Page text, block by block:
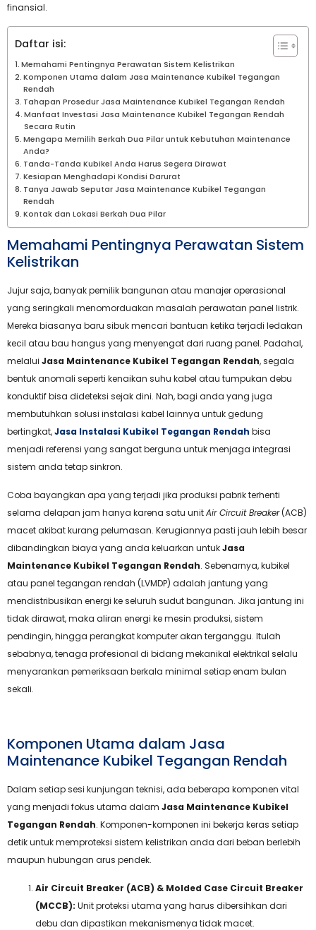
finansial.
Daftar isi:
Memahami Pentingnya Perawatan Sistem Kelistrikan
Komponen Utama dalam Jasa Maintenance Kubikel Tegangan
Rendah
Tahapan Prosedur Jasa Maintenance Kubikel Tegangan Rendah
Manfaat Investasi Jasa Maintenance Kubikel Tegangan Rendah
Secara Rutin
Mengapa Memilih Berkah Dua Pilar untuk Kebutuhan Maintenance
Anda?
Tanda-Tanda Kubikel Anda Harus Segera Dirawat
Kesiapan Menghadapi Kondisi Darurat
Tanya Jawab Seputar Jasa Maintenance Kubikel Tegangan
Rendah
Kontak dan Lokasi Berkah Dua Pilar
Memahami Pentingnya Perawatan Sistem
Kelistrikan
Jujur saja, banyak pemilik bangunan atau manajer operasional
yang seringkali menomorduakan masalah perawatan panel listrik.
Mereka biasanya baru sibuk mencari bantuan ketika terjadi ledakan
kecil atau bau hangus yang menyengat dari ruang panel. Padahal,
melalui Jasa Maintenance Kubikel Tegangan Rendah, segala
bentuk anomali seperti kenaikan suhu kabel atau tumpukan debu
konduktif bisa dideteksi sejak dini. Nah, bagi anda yang juga
membutuhkan solusi instalasi kabel lainnya untuk gedung
bertingkat,Jasa Instalasi Kubikel Tegangan Rendah bisa
menjadi referensi yang sangat berguna untuk menjaga integrasi
sistem anda tetap sinkron.
Coba bayangkan apa yang terjadi jika produksi pabrik terhenti
selama delapan jam hanya karena satu unitAir Circuit Breaker(ACB)
macet akibat kurang pelumasan. Kerugiannya pasti jauh lebih besar
dibandingkan biaya yang anda keluarkan untukJasa
Maintenance Kubikel Tegangan Rendah. Sebenarnya, kubikel
atau panel tegangan rendah (LVMDP) adalah jantung yang
mendistribusikan energi ke seluruh sudut bangunan. Jika jantung ini
tidak dirawat, maka aliran energi ke mesin produksi, sistem
pendingin, hingga perangkat komputer akan terganggu. Itulah
sebabnya, tenaga profesional di bidang mekanikal elektrikal selalu
menyarankan pemeriksaan berkala minimal setiap enam bulan
sekali.
Komponen Utama dalam Jasa
Maintenance Kubikel Tegangan Rendah
Dalam setiap sesi kunjungan teknisi, ada beberapa komponen vital
yang menjadi fokus utama dalam Jasa Maintenance Kubikel
Tegangan Rendah. Komponen-komponen ini bekerja keras setiap
detik untuk memproteksi sistem kelistrikan anda dari beban berlebih
maupun hubungan arus pendek.
Air Circuit Breaker (ACB) & Molded Case Circuit Breaker
(MCCB): Unit proteksi utama yang harus dibersihkan dari
debu dan dipastikan mekanismenya tidak macet.